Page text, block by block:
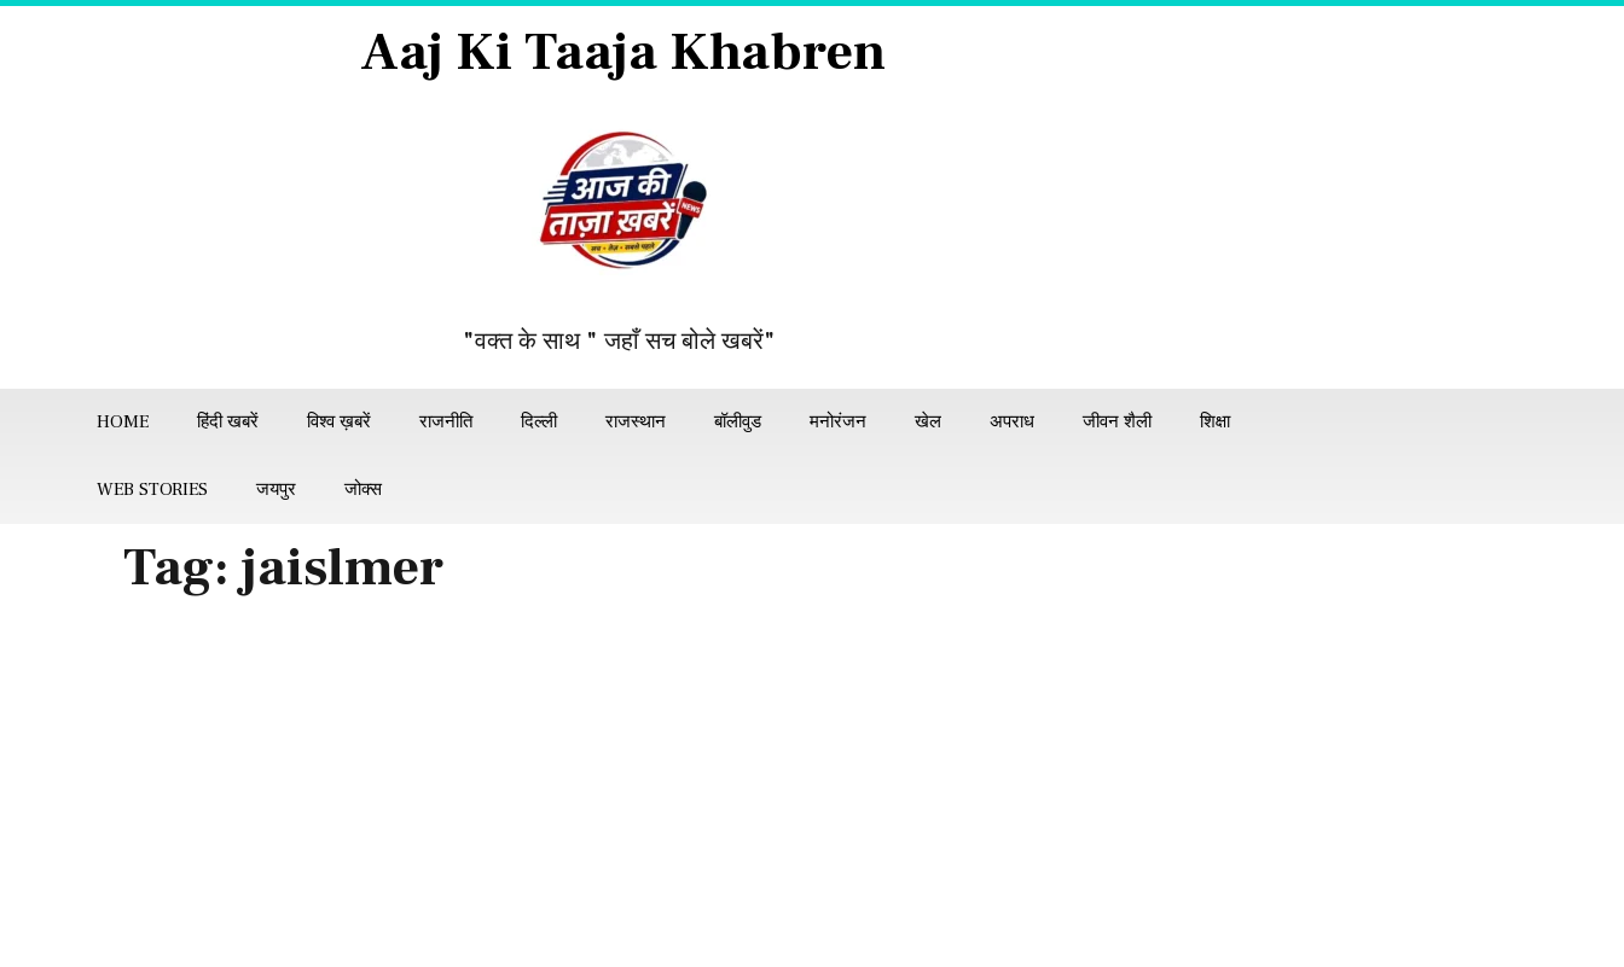
Aaj Ki Taaja Khabren
"वक्त के साथ " जहाँ सच बोले खबरें"
HOME हिंदी खबरें विश्व ख़बरें राजनीति दिल्ली राजस्थान बॉलीवुड मनोरंजन खेल अपराध जीवन शैली शिक्षा
WEB STORIES जयपुर जोक्स
Tag:jaislmer